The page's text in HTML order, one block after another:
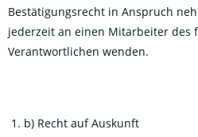
Bestätigungsrecht in Anspruch
jederzeit an einen Mitarbeiter des
Verantwortlichen wenden.
b) Recht auf Auskunft